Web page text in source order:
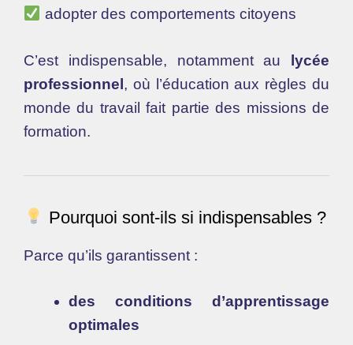
adopter des comportements citoyens
C’est indispensable, notamment au lycée
professionnel, où l’éducation aux règles du
monde du travail fait partie des missions de
formation.
Pourquoi sont-ils si indispensables ?
Parce qu’ils garantissent :
des conditions d’apprentissage
optimales